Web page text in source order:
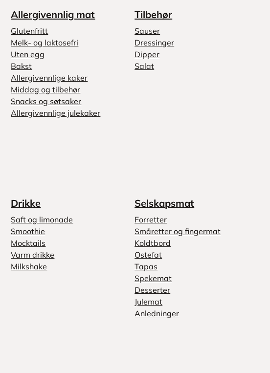
Allergivennlig mat
Glutenfritt
Melk- og laktosefri
Uten egg
Bakst
Allergivennlige kaker
Middag og tilbehør
Snacks og søtsaker
Allergivennlige julekaker
Tilbehør
Sauser
Dressinger
Dipper
Salat
Drikke
Saft og limonade
Smoothie
Mocktails
Varm drikke
Milkshake
Selskapsmat
Forretter
Småretter og fingermat
Koldtbord
Ostefat
Tapas
Spekemat
Desserter
Julemat
Anledninger